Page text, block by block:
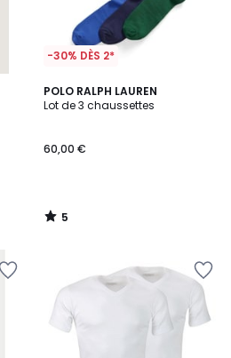
-30% DÈS 2*
POLO RALPH LAUREN
Lot de 3 chaussettes
60,00 €
5
/
5
/